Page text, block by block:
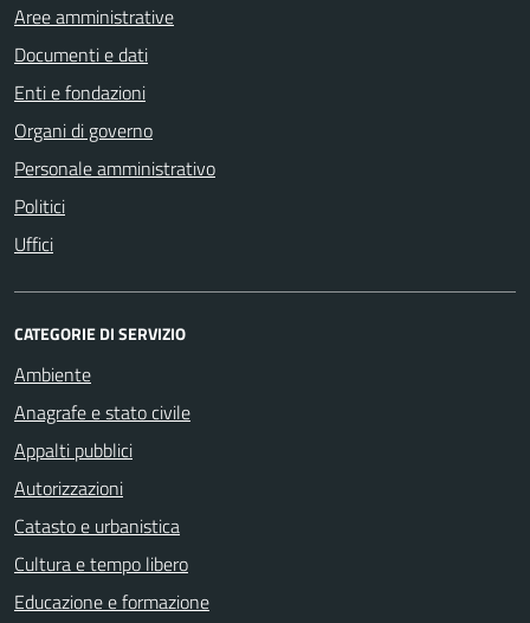
Aree amministrative
Documenti e dati
Enti e fondazioni
Organi di governo
Personale amministrativo
Politici
Uffici
CATEGORIE DI SERVIZIO
Ambiente
Anagrafe e stato civile
Appalti pubblici
Autorizzazioni
Catasto e urbanistica
Cultura e tempo libero
Educazione e formazione